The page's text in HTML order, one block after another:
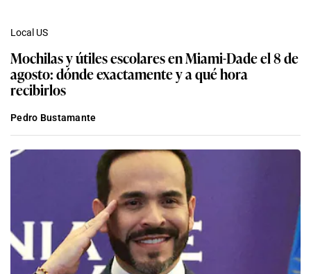
Local US
Mochilas y útiles escolares en Miami-Dade el 8 de
agosto: dónde exactamente y a qué hora
recibirlos
Pedro Bustamante